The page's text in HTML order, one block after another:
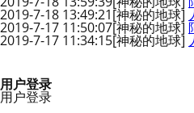
2019-7-18 13:49:21[神秘的地球]
2019-7-17 11:50:07[神秘的地球]
2019-7-17 11:34:15[神秘的地球]
用户登录
用户登录